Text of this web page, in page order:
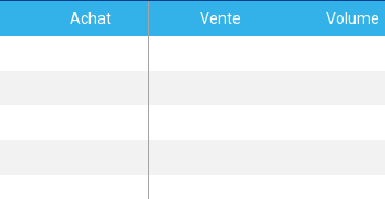
Achat Vente Volume